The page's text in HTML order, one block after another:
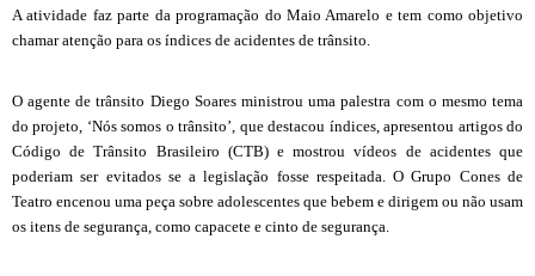
A atividade faz parte da programação do Maio Amarelo e tem como objetivo
chamar atenção para os índices de acidentes de trânsito.
O agente de trânsito Diego Soares ministrou uma palestra com o mesmo tema
do projeto, ‘Nós somos o trânsito’, que destacou índices, apresentou artigos do
Código de Trânsito Brasileiro (CTB) e mostrou vídeos de acidentes que
poderiam ser evitados se a legislação fosse respeitada. O Grupo Cones de
Teatro encenou uma peça sobre adolescentes que bebem e dirigem ou não usam
os itens de segurança, como capacete e cinto de segurança.